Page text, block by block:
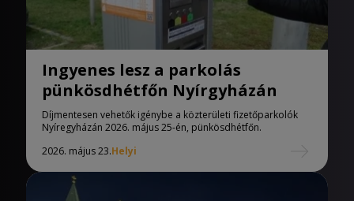
Ingyenes lesz a parkolás
pünkösdhétfőn Nyírgyházán
Díjmentesen vehetők igénybe a közterületi fizetőparkolók
Nyíregyházán 2026. május 25-én, pünkösdhétfőn.
2026. május 23.Helyi